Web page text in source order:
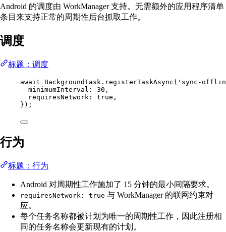
Android 的调度由 WorkManager 支持。无需额外的应用程序清单
条目来支持正常的周期性后台抓取工作。
调度
标题：调度
await BackgroundTask. registerTaskAsync ( 'sync-
minimumInterval: 30 ,
requiresNetwork: true ,
});
行为
标题：行为
Android 对周期性工作施加了 15 分钟的最小间隔要求。
requiresNetwork: true 与 WorkManager 的联网约束对
应。
每个任务名称都被计划为唯一的周期性工作，因此注册相
同的任务名称会更新现有的计划。